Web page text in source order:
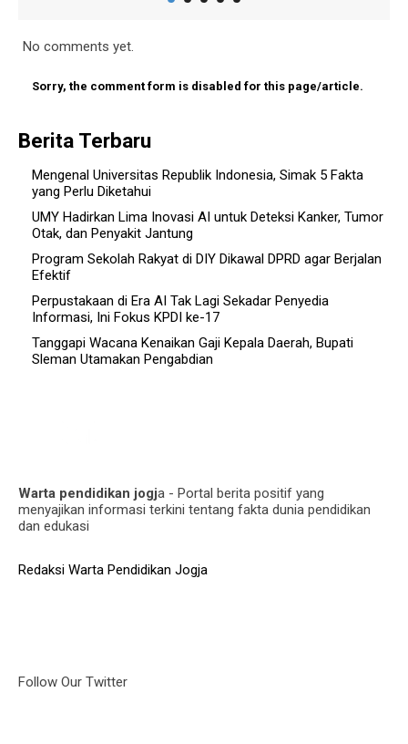
No comments yet.
Sorry, the comment form is disabled for this page/article.
Berita Terbaru
Mengenal Universitas Republik Indonesia, Simak 5 Fakta
yang Perlu Diketahui
UMY Hadirkan Lima Inovasi AI untuk Deteksi Kanker, Tumor
Otak, dan Penyakit Jantung
Program Sekolah Rakyat di DIY Dikawal DPRD agar Berjalan
Efektif
Perpustakaan di Era AI Tak Lagi Sekadar Penyedia
Informasi, Ini Fokus KPDI ke-17
Tanggapi Wacana Kenaikan Gaji Kepala Daerah, Bupati
Sleman Utamakan Pengabdian
Warta pendidikan jogja - Portal berita positif yang
menyajikan informasi terkini tentang fakta dunia pendidikan
dan edukasi
Redaksi Warta Pendidikan Jogja
Follow Our Twitter